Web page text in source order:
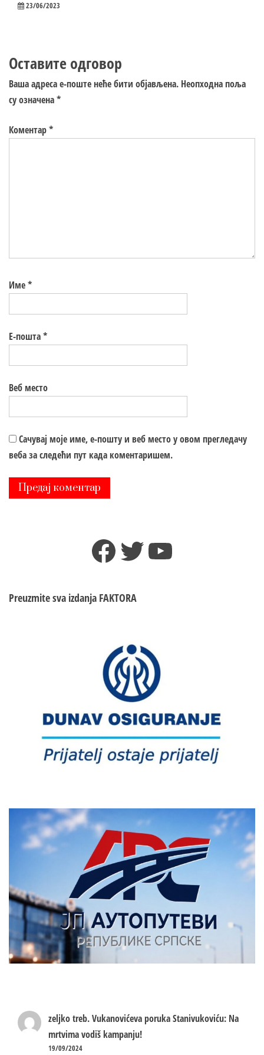
23/06/2023
Оставите одговор
Ваша адреса е-поште неће бити објављена. Неопходна поља
су означена*
Коментар*
Име*
Е-пошта*
Веб место
Сачувај моје име, е-пошту и веб место у овом прегледачу
веба за следећи пут када коментаришем.
Facebook
TwitterYouTube
Preuzmite sva izdanja FAKTORA
zeljko treb.Vukanovićeva poruka Stanivukoviću: Na
mrtvima vodiš kampanju!
19/09/2024